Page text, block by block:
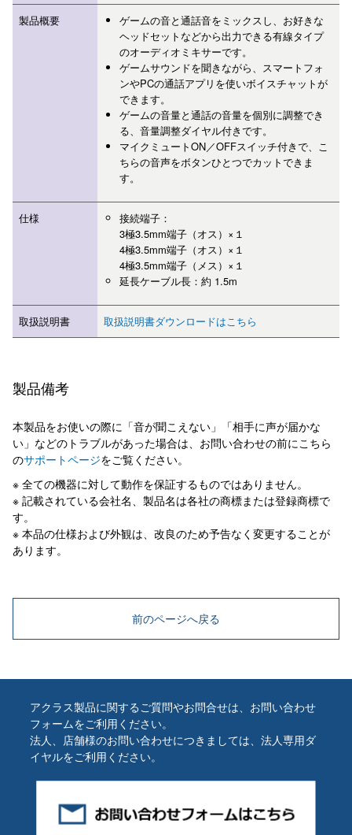
製品概要
ゲームの音と通話音をミックスし、お好きな
ヘッドセットなどから出力できる有線タイプ
のオーディオミキサーです。
ゲームサウンドを聞きながら、スマートフォ
ンやPCの通話アプリを使いボイスチャットが
できます。
ゲームの音量と通話の音量を個別に調整でき
る、音量調整ダイヤル付きです。
マイクミュートON／OFFスイッチ付きで、こ
ちらの音声をボタンひとつでカットできま
す。
仕様
接続端子：
3極3.5mm端子（オス）×１
4極3.5mm端子（オス）×１
4極3.5mm端子（メス）×１
延長ケーブル長：約 1.5m
取扱説明書 取扱説明書ダウンロードはこちら
製品備考
本製品をお使いの際に「音が聞こえない」「相手に声が届かな
い」などのトラブルがあった場合は、お問い合わせの前にこちら
のサポートページをご覧ください。
※ 全ての機器に対して動作を保証するものではありません。
※ 記載されている会社名、製品名は各社の商標または登録商標で
す。
※ 本品の仕様および外観は、改良のため予告なく変更することが
あります。
前のページへ戻る
アクラス製品に関するご質問やお問合せは、お問い合わせ
フォームをご利用ください。
法人、店舗様のお問い合わせにつきましては、法人専用ダ
イヤルをご利用ください。